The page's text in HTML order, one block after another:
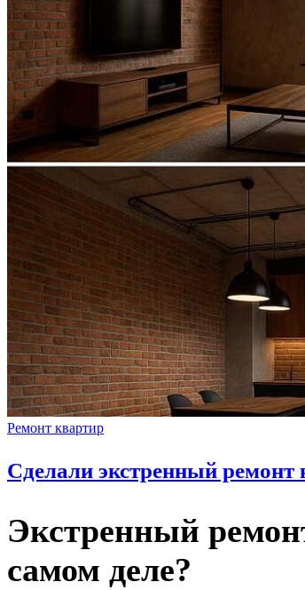
Ремонт квартир
Сделали экстренный
Экстренный
самом деле?